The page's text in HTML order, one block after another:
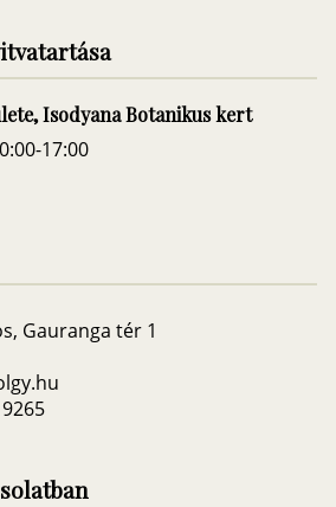
Isodyana Botanikus kert
17:00
Gauranga tér 1